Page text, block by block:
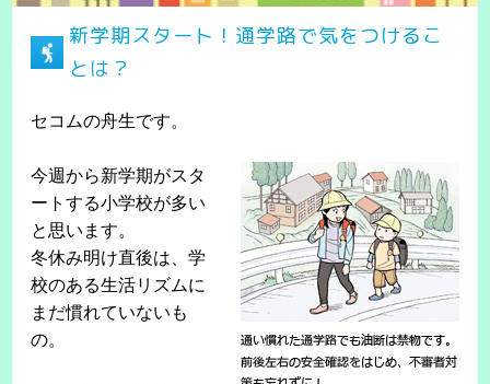
新学期スタート！通学路で気をつけるこ
とは？
セコムの舟生です。
今週から新学期がスタ
ートする小学校が多い
と思います。
冬休み明け直後は、学
校のある生活リズムに
まだ慣れていないも
の。